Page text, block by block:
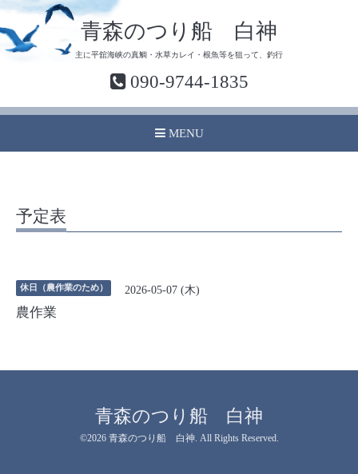
青森のつり船 白神
主に平舘海峡の真鯛・水草カレイ・根魚等を狙って、釣行
090-9744-1835
MENU
予定表
休日（農作業のため） 2026-05-07 (木)
農作業
青森のつり船 白神
©2026 青森のつり船 白神. All Rights Reserved.